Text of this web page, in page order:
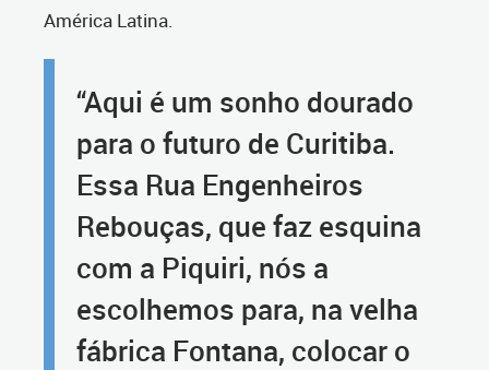
América Latina.
“Aqui é um sonho dourado
para o futuro de Curitiba.
Essa Rua Engenheiros
Rebouças, que faz esquina
com a Piquiri, nós a
escolhemos para, na velha
fábrica Fontana, colocar o